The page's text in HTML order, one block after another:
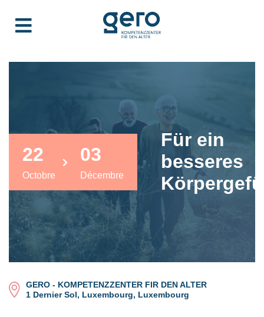
22
Octobre
03
Décembre
Für ein
besseres
GERO - KOMPETENZZENTER FIR DEN ALTER
1 Dernier Sol, Luxembourg, Luxembourg